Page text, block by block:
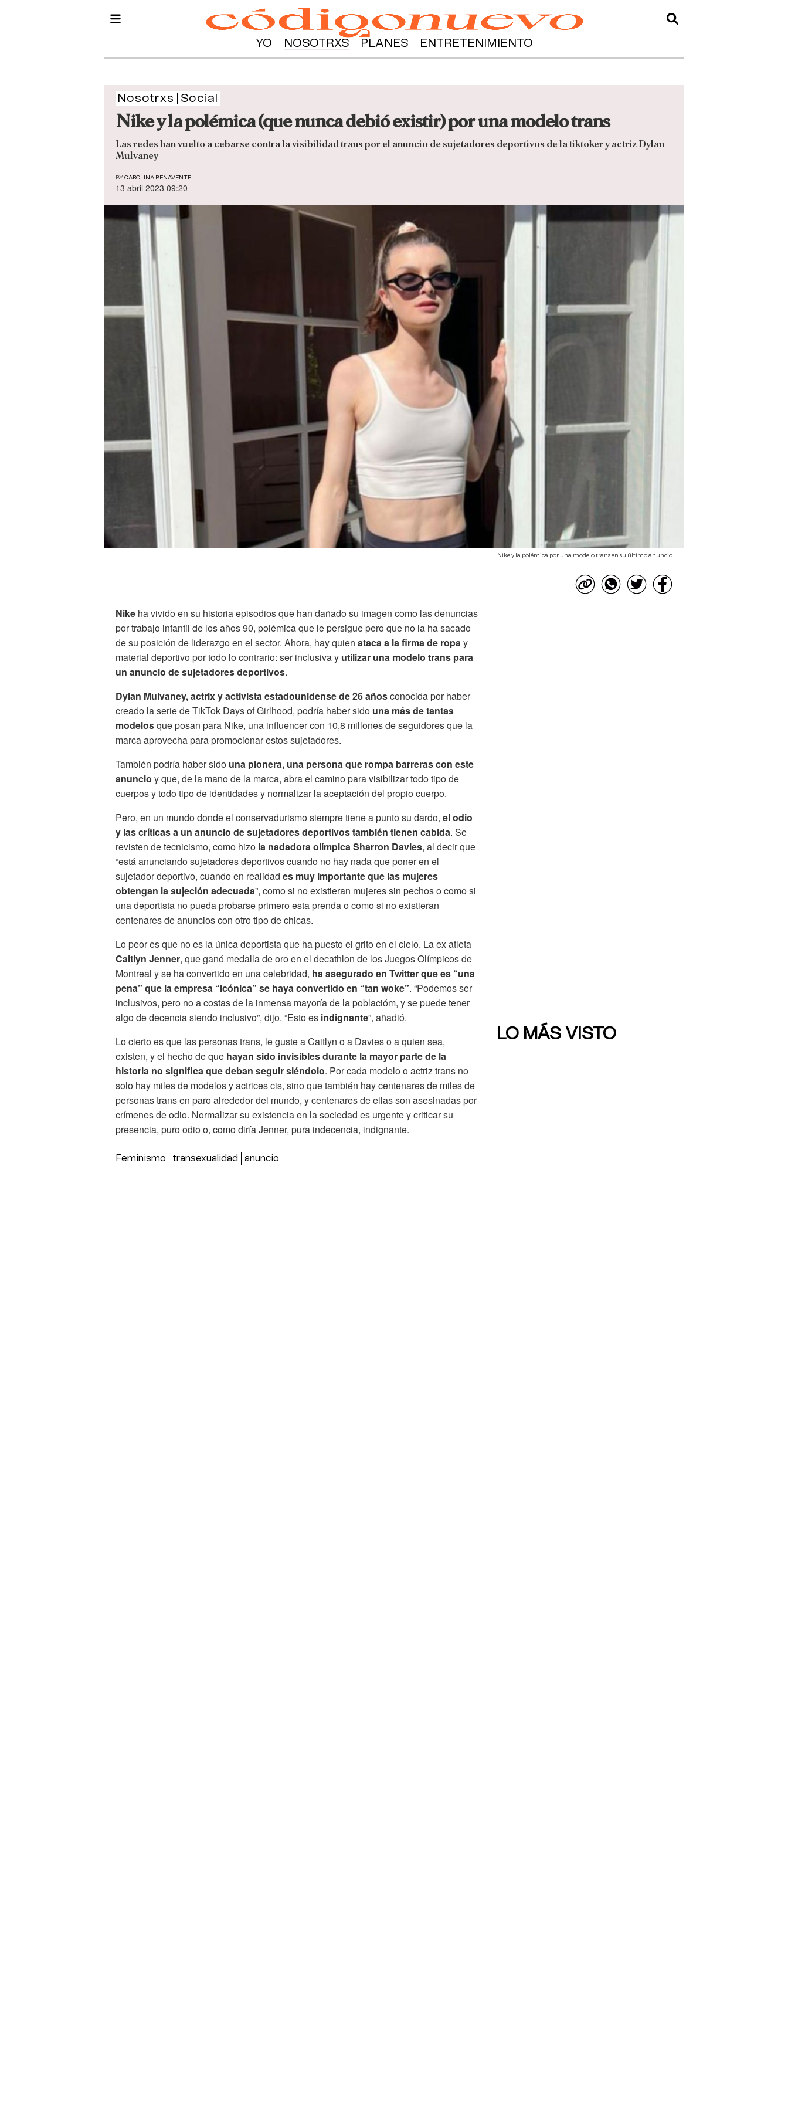
YO NOSOTRXS PLANES ENTRETENIMIENTO
Nosotrxs Social
Nike y la polémica (que nunca debió existir) por una modelo trans
Las redes han vuelto a cebarse contra la visibilidad trans por el anuncio de sujetadores deportivos de la tiktoker y actriz Dylan
Mulvaney
BY CAROLINA BENAVENTE
13 abril 2023 09:20
Nike y la polémica por una modelo trans en su último anuncio
Nike ha vivido en su historia episodios que han dañado su imagen como las denuncias
por trabajo infantil de los años 90, polémica que le persigue pero que no la ha sacado
de su posición de liderazgo en el sector. Ahora, hay quien ataca a la firma de ropay
material deportivo por todo lo contrario: ser inclusiva y utilizar una modelo trans para
un anuncio de sujetadores deportivos.
Dylan Mulvaney, actrix y activista estadounidense de 26 añosconocida por haber
creado la serie de TikTok Days of Girlhood, podría haber sido una más de tantas
modelosque posan para Nike, una influencer con 10,8 millones de seguidores que la
marca aprovecha para promocionar estos sujetadores.
También podría haber sido una pionera, una persona que rompa barreras con este
anuncio y que, de la mano de la marca, abra el camino para visibilizar todo tipo de
cuerpos y todo tipo de identidades y normalizar la aceptación del propio cuerpo.
Pero, en un mundo donde el conservadurismo siempre tiene a punto su dardo, el odio
y las críticas a un anuncio de sujetadores deportivos también tienen cabida. Se
revisten de tecnicismo, como hizo la nadadora olímpica Sharron Davies, al decir que
“está anunciando sujetadores deportivos cuando no hay nada que poner en el
sujetador deportivo, cuando en realidad es muy importante que las mujeres
obtengan la sujeción adecuada”, como si no existieran mujeres sin pechos o como si
una deportista no pueda probarse primero esta prenda o como si no existieran
centenares de anuncios con otro tipo de chicas.
Lo peor es que no es la única deportista que ha puesto el grito en el cielo. La ex atleta
Caitlyn Jenner, que ganó medalla de oro en el decathlon de los Juegos Olímpicos de
Montreal y se ha convertido en una celebridad, ha asegurado en Twitter que es “una
pena” que la empresa “icónica” se haya convertido en “tan woke”. “Podemos ser
inclusivos, pero no a costas de la inmensa mayoría de la poblacióm, y se puede tener
algo de decencia siendo inclusivo”, dijo. “Esto es indignante”, añadió.
Lo cierto es que las personas trans, le guste a Caitlyn o a Davies o a quien sea,
existen, y el hecho de que hayan sido invisibles durante la mayor parte de la
historia no significa que deban seguir siéndolo. Por cada modelo o actriz trans no
solo hay miles de modelos y actrices cis, sino que también hay centenares de miles de
personas trans en paro alrededor del mundo, y centenares de ellas son asesinadas por
crímenes de odio. Normalizar su existencia en la sociedad es urgente y criticar su
presencia, puro odio o, como diría Jenner, pura indecencia, indignante.
Feminismo transexualidad anuncio
LO MÁS VISTO